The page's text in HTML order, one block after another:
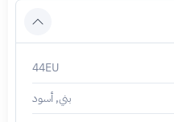
44EU
بني, أسود